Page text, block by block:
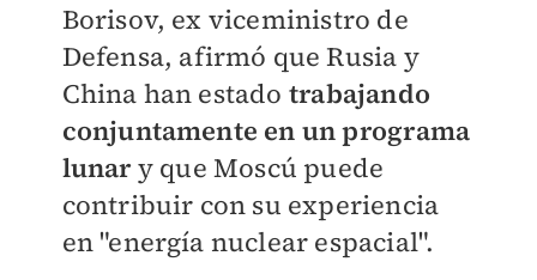
Borisov, ex viceministro de
Defensa, afirmó que Rusia y
China han estado trabajando
conjuntamente en un programa
lunary que Moscú puede
contribuir con su experiencia
en "energía nuclear espacial".